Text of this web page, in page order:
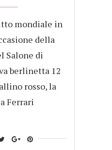
mondiale in
della
Salone di
berlinetta 12
rosso, la
Ferrari